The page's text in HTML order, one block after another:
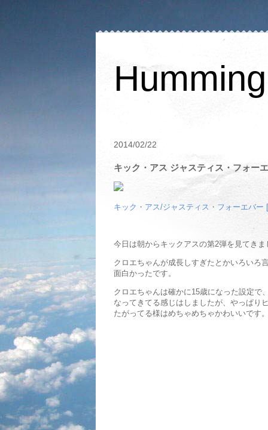
2014/02/22
キック・アス ジャスティス・フォー
キック・アス/ジャスティス・フォーエバー
今日は朝からキックアスの第2弾を見てきま
クロエちゃんが成長しすぎたとかいろいろ
面白かったです。
クロエちゃんは確かに15歳になった設定で
なってきてる感じはしましたが、やっぱり
たがってる様はめちゃめちゃかわいいです